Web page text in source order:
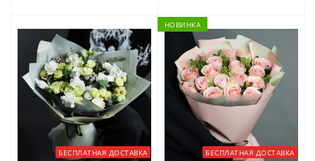
БЕСПЛАТНАЯ ДОСТАВКА
НОВИНКА
БЕСПЛАТНАЯ ДОСТАВКА